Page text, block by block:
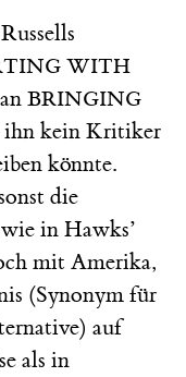
WITH
BRINGING
ihn kein Kritiker
könnte.
die
in Hawks’
mit Amerika,
(Synonym für
auf
als in